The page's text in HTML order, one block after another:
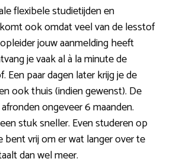
flexibele studietijden en
ook omdat veel van de lesstof
jouw aanmelding heeft
je vaak al à la minute de
Een paar dagen later krijg je de
ook thuis (indien gewenst). De
ongeveer 6 maanden.
stuk sneller. Even studeren op
bent vrij om er wat langer over te
dan wel meer.